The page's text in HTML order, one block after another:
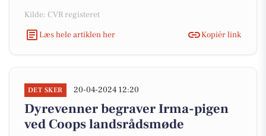
Kilde: CVR registeret
Læs hele artiklen her
Kopiér link
DET SKER 20-04-2024 12:20
Dyrevenner begraver Irma-pigen
ved Coops landsrådsmøde